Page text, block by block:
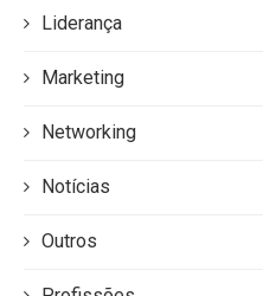
Liderança
Marketing
Networking
Notícias
Outros